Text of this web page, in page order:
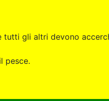
gli altri devono
pesce.